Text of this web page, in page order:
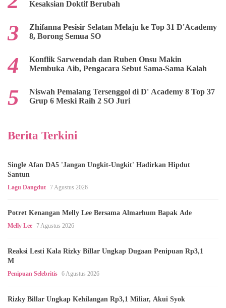
Kesaksian Doktif Berubah
Zhifanna Pesisir Selatan Melaju ke Top 31 D'Academy
8, Borong Semua SO
Konflik Sarwendah dan Ruben Onsu Makin
Membuka Aib, Pengacara Sebut Sama-Sama Kalah
Niswah Pemalang Tersenggol di D' Academy 8 Top 37
Grup 6 Meski Raih 2 SO Juri
Berita Terkini
Single Afan DA5 'Jangan Ungkit-Ungkit' Hadirkan Hipdut
Santun
Lagu Dangdut 7 Agustus 2026
Potret Kenangan Melly Lee Bersama Almarhum Bapak Ade
Melly Lee 7 Agustus 2026
Reaksi Lesti Kala Rizky Billar Ungkap Dugaan Penipuan Rp3,1
M
Penipuan Selebritis 6 Agustus 2026
Rizky Billar Ungkap Kehilangan Rp3,1 Miliar, Akui Syok